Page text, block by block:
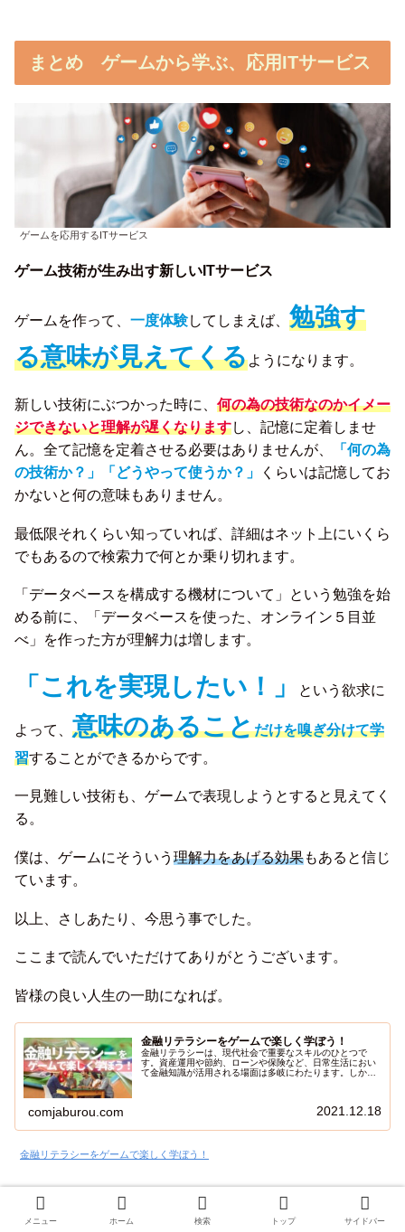
まとめ ゲームから学ぶ、応用ITサービス
ゲームを応用するITサービス
ゲーム技術が生み出す新しいITサービス
ゲームを作って、 一度体験してしまえば、 勉強す
る意味が見えてくるようになります。
新しい技術にぶつかった時に、 何の為の技術なのかイメー
ジできないと理解が遅くなりますし、記憶に定着しませ
ん。全て記憶を定着させる必要はありませんが、
「何の為
の技術か？」「どうやって使うか？」
くらいは記憶してお
かないと何の意味もありません。
最低限それくらい知っていれば、詳細はネット上にいくら
でもあるので検索力で何とか乗り切れます。
「データベースを構成する機材について」という勉強を始
める前に、「データベースを使った、オンライン５目並
べ」を作った方が理解力は増します。
「これを実現したい！」 という欲求に
よって、 意味のあることだけを嗅ぎ分けて学
習することができるからです。
一見難しい技術も、ゲームで表現しようとすると見えてく
る。
僕は、ゲームにそういう 理解力をあげる効果もあると信じ
ています。
以上、さしあたり、今思う事でした。
ここまで読んでいただけてありがとうございます。
皆様の良い人生の一助になれば。
金融リテラシーをゲームで楽しく学ぼう！
金融リテラシーは、現代社会で重要なスキルのひとつで
す。資産運用や節約、ローンや保険など、日常生活におい
て金融知識が活用される場面は多岐にわたります。しか
法をご紹介します。ゲームは、遊びながら自然と知識やス
に金融リテラシーに関しては、理解が難しい概念や計算
ゲームは年齢を問わず楽しむことができるため、子どもか
ら大人まで金融リテラシーを向上させる手段として活用す
comjaburou.com 2021.12.18
金融リテラシーをゲームで楽しく学ぼう！
メニュー ホーム 検索 トップ サイドバー